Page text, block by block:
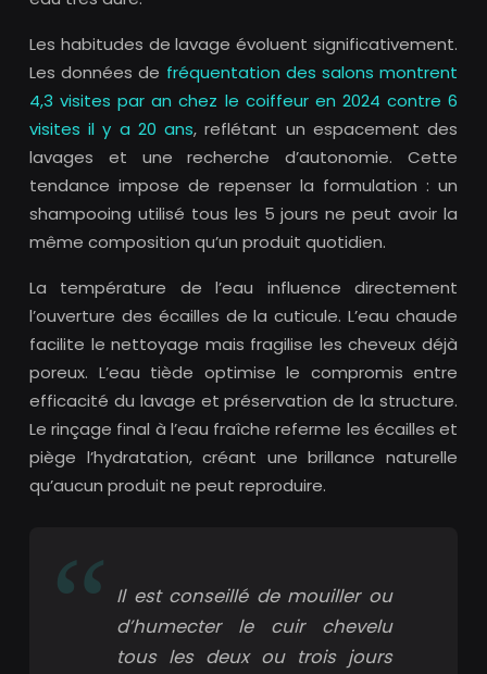
Les habitudes de lavage évoluent significativement.
Les données de fréquentation des salons montrent
4,3 visites par an chez le coiffeur en 2024 contre 6
visites il y a 20 ans, reflétant un espacement des
lavages et une recherche d’autonomie. Cette
tendance impose de repenser la formulation : un
shampooing utilisé tous les 5 jours ne peut avoir la
même composition qu’un produit quotidien.
La température de l’eau influence directement
l’ouverture des écailles de la cuticule. L’eau chaude
facilite le nettoyage mais fragilise les cheveux déjà
poreux. L’eau tiède optimise le compromis entre
efficacité du lavage et préservation de la structure.
Le rinçage final à l’eau fraîche referme les écailles et
piège l’hydratation, créant une brillance naturelle
qu’aucun produit ne peut reproduire.
Il est conseillé de mouiller ou
d’humecter le cuir chevelu
tous les deux ou trois jours